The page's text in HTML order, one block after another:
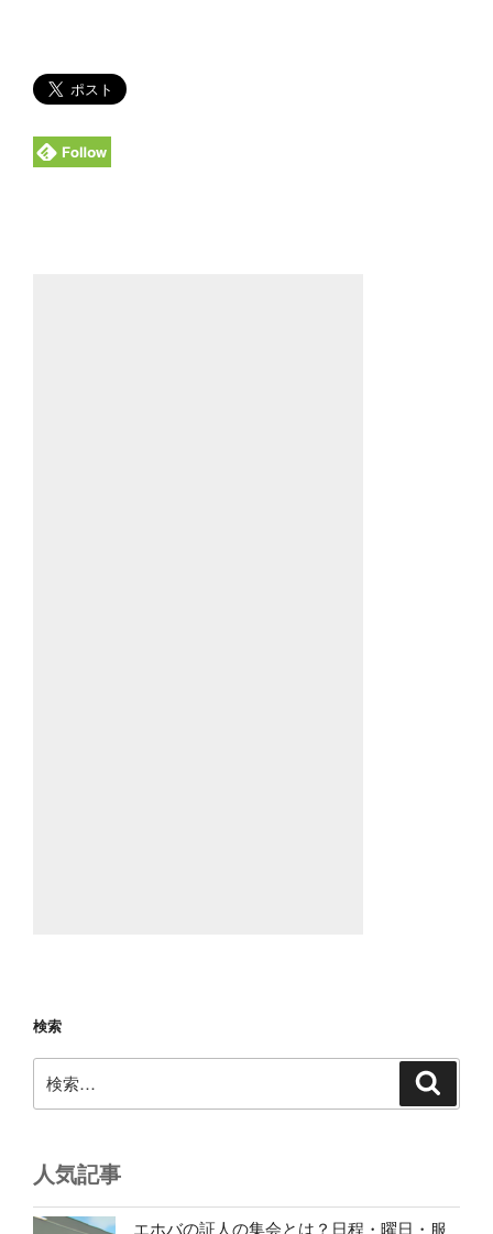
検索
索:
人気記事
エホバの証人の集会とは？日程・曜日・服